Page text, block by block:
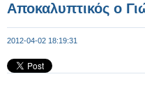
Αποκαλυπτικός ο
2012-04-02 18:19:31